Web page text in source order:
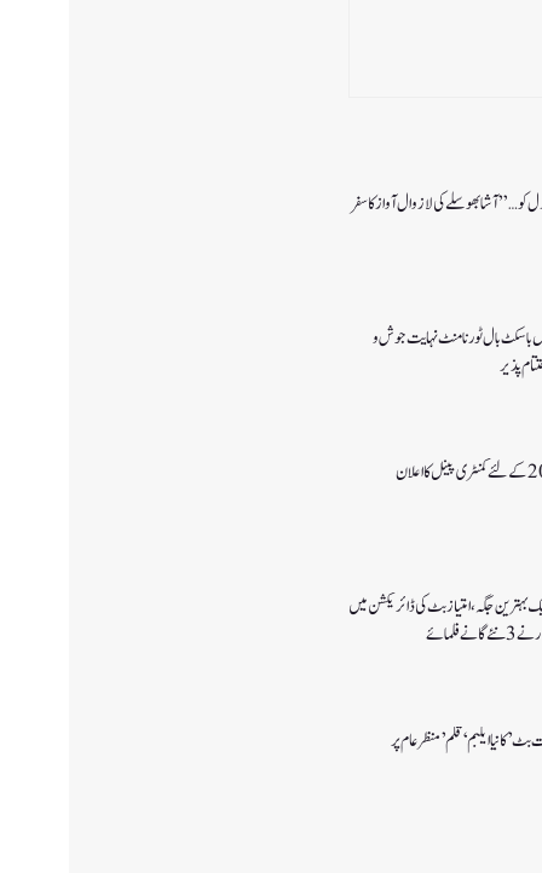
کو…” آشا بھوسلے کی لازوال آواز کا سفر
باسکٹ بال ٹورنامنٹ نہایت جوش و
پذیر
بہترین جگہ ،امتیاز بٹ کی ڈائریکشن میں
فلمائے
کانیا ایلبم ‘قلم’ منظر عام پر